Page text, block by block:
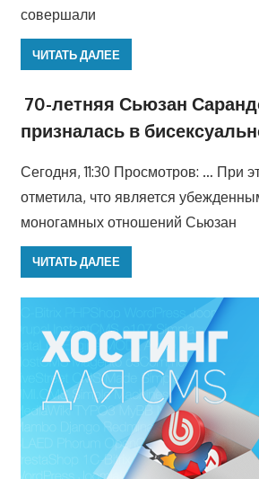
совершали
ЧИТАТЬ ДАЛЕЕ
70-летняя Сьюзан
призналась в
Сегодня, 11:30 Просмотров: … При
отметила, что является
моногамных отношений Сьюзан
ЧИТАТЬ ДАЛЕЕ